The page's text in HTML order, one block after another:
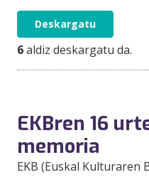
Deskargatu
6aldiz deskargatu da.
EKBren 16
memoria
EKB (Euskal Kulturaren